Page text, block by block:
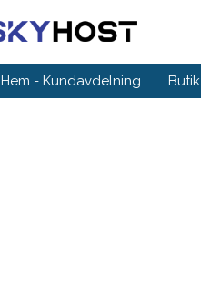
Hem - Kundavdelning Butik